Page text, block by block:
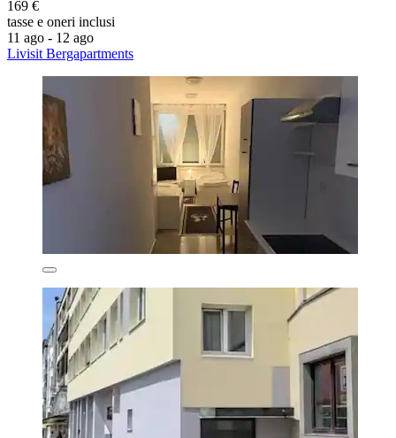
169 €
tasse e oneri inclusi
11 ago - 12 ago
Livisit Bergapartments